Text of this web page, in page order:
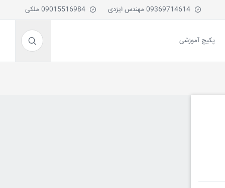
پکیج آموزشی